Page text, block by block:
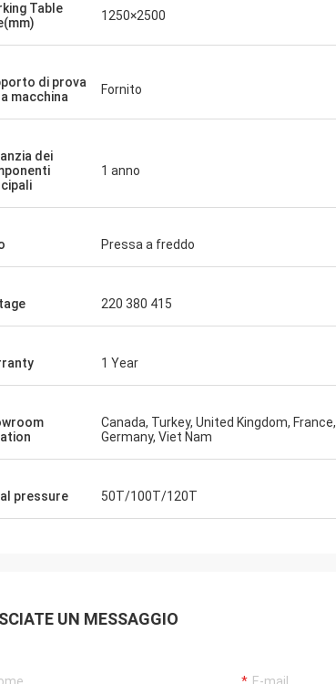
Table
1250×2500
di prova
macchina
Fornito
dei
1 anno
Pressa a freddo
220 380 415
1 Year
Canada, Turkey, United Kingdom, France,
Germany, Viet Nam
pressure 50T/100T/120T
UN MESSAGGIO